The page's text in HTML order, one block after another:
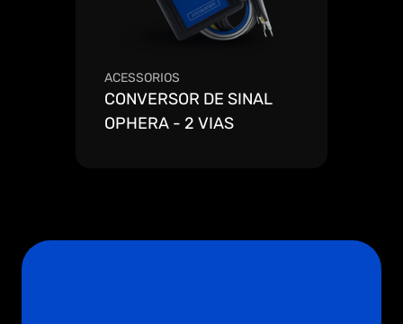
ACESSORIOS
CONVERSOR DE SINAL
OPHERA - 2 VIAS